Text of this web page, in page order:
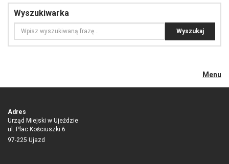
Wyszukiwarka
Menu
Adres
Urząd Miejski w Ujeździe
ul. Plac Kościuszki 6
97-225 Ujazd